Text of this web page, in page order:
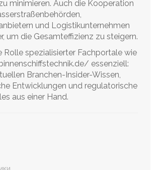
minimieren. Auch die Kooperation
und Logistikunternehmen
um die Gesamteffizienz zu steigern.
Rolle spezialisierter Fachportale wie
essenziell:
Branchen-Insider-Wissen,
Entwicklungen und regulatorische
aus einer Hand.